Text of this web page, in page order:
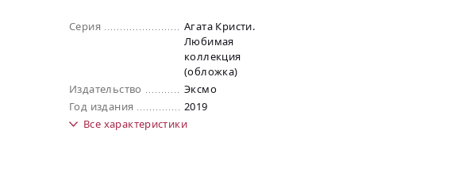
Серия
Агата Кристи.
Любимая
коллекция
(обложка)
Издательство
Эксмо
Год издания
2019
Все характеристики